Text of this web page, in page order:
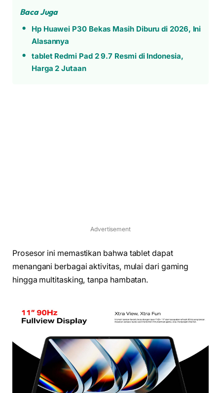
Baca Juga
Hp Huawei P30 Bekas Masih Diburu di 2026, Ini
Alasannya
tablet Redmi Pad 2 9.7 Resmi di Indonesia,
Harga 2 Jutaan
Advertisement
Prosesor ini memastikan bahwa tablet dapat
menangani berbagai aktivitas, mulai dari gaming
hingga multitasking, tanpa hambatan.